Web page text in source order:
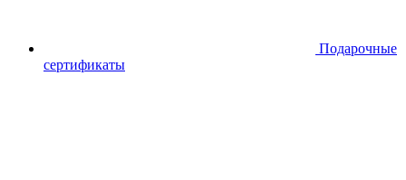
Подарочные
сертификаты